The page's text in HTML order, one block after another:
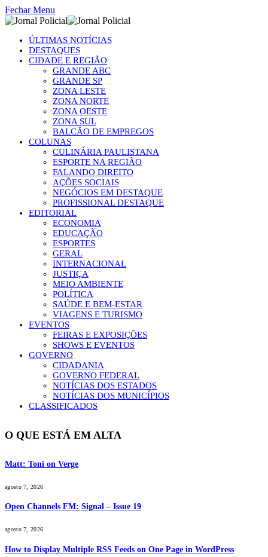
Fechar Menu
ÚLTIMAS NOTÍCIAS
DESTAQUES
CIDADE E REGIÃO
GRANDE ABC
GRANDE SP
ZONA LESTE
ZONA NORTE
ZONA OESTE
ZONA SUL
BALCÃO DE EMPREGOS
COLUNAS
CULINÁRIA PAULISTANA
ESPORTE NA REGIÃO
FALANDO DIREITO
AÇÕES SOCIAIS
NEGÓCIOS EM DESTAQUE
PROFISSIONAL DESTAQUE
EDITORIAL
ECONOMIA
EDUCAÇÃO
ESPORTES
GERAL
INTERNACIONAL
JUSTIÇA
MEIO AMBIENTE
POLÍTICA
SAÚDE E BEM-ESTAR
VIAGENS E TURISMO
EVENTOS
FEIRAS E EXPOSIÇÕES
SHOWS E EVENTOS
GOVERNO
CIDADANIA
GOVERNO FEDERAL
NOTÍCIAS DOS ESTADOS
NOTÍCIAS DOS MUNICÍPIOS
CLASSIFICADOS
O QUE ESTÁ EM ALTA
Matt: Toni on Verge
agosto 7, 2026
Open Channels FM: Signal – Issue 19
agosto 7, 2026
How to Display Multiple RSS Feeds on One Page in WordPress